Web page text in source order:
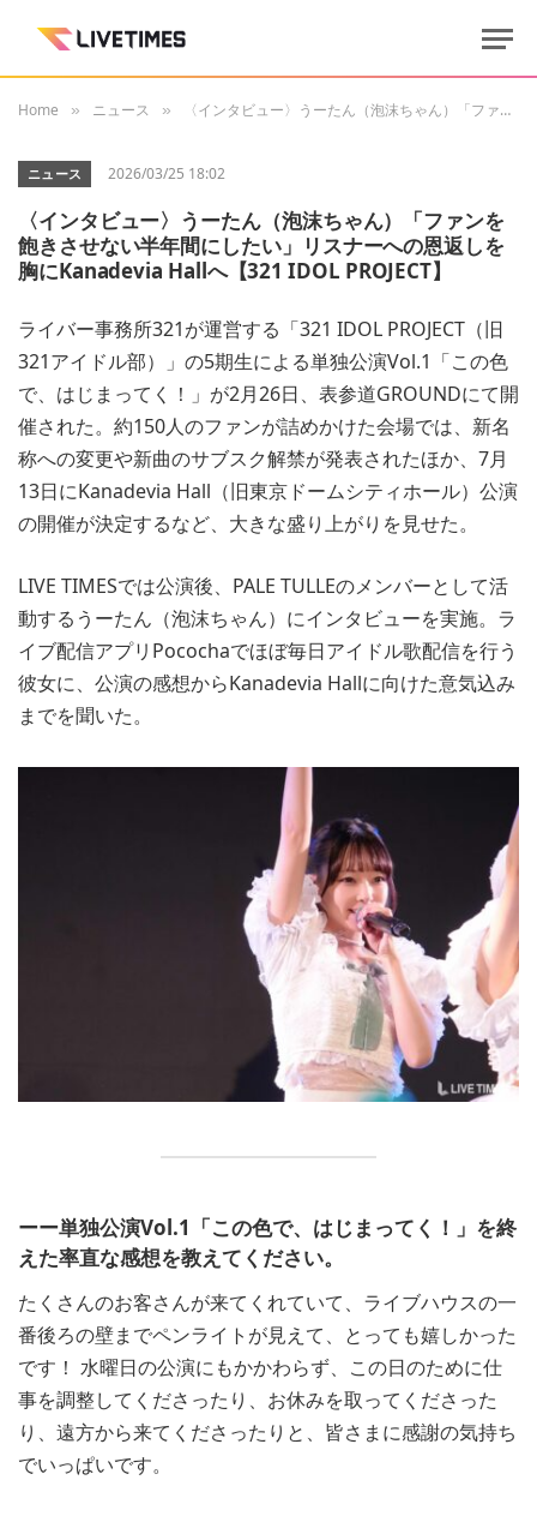
Home » ニュース » 〈インタビュー〉うーたん（泡沫ちゃん）「ファンを飽きさせない半年間にしたい」リスナーへの恩返しを胸にKanadevia Hallへ【321 IDOL PROJECT】
ニュース 2026/03/25 18:02
〈インタビュー〉うーたん（泡沫ちゃん）「ファンを
飽きさせない半年間にしたい」リスナーへの恩返しを
胸にKanadevia Hallへ【321 IDOL PROJECT】
ライバー事務所321が運営する「321 IDOL PROJECT（旧
321アイドル部）」の5期生による単独公演Vol.1「この色
で、はじまってく！」が2月26日、表参道GROUNDにて開
催された。約150人のファンが詰めかけた会場では、新名
称への変更や新曲のサブスク解禁が発表されたほか、7月
13日にKanadevia Hall（旧東京ドームシティホール）公演
の開催が決定するなど、大きな盛り上がりを見せた。
LIVE TIMESでは公演後、PALE TULLEのメンバーとして活
動するうーたん（泡沫ちゃん）にインタビューを実施。ラ
イブ配信アプリPocochaでほぼ毎日アイドル歌配信を行う
彼女に、公演の感想からKanadevia Hallに向けた意気込み
までを聞いた。
ーー単独公演Vol.1「この色で、はじまってく！」を終
えた率直な感想を教えてください。
たくさんのお客さんが来てくれていて、ライブハウスの一
番後ろの壁までペンライトが見えて、とっても嬉しかった
です！ 水曜日の公演にもかかわらず、この日のために仕
事を調整してくださったり、お休みを取ってくださった
り、遠方から来てくださったりと、皆さまに感謝の気持ち
でいっぱいです。